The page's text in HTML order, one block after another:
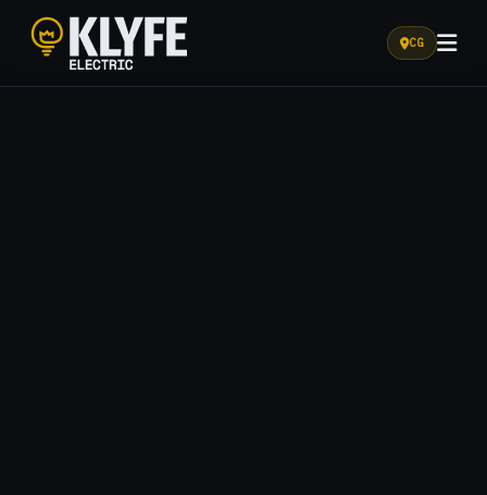
Klyfe Electric
CG
HOME / SOLUÇÕES /
CORREÇÃO
DE FATOR DE POTÊNCIA